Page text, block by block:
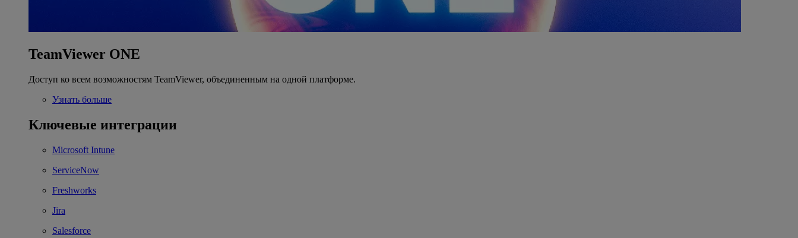
TeamViewer ONE
Доступ ко всем возможностям TeamViewer, объединенным на одной платформе.
Узнать больше
Ключевые интеграции
Microsoft Intune
ServiceNow
Freshworks
Jira
Salesforce